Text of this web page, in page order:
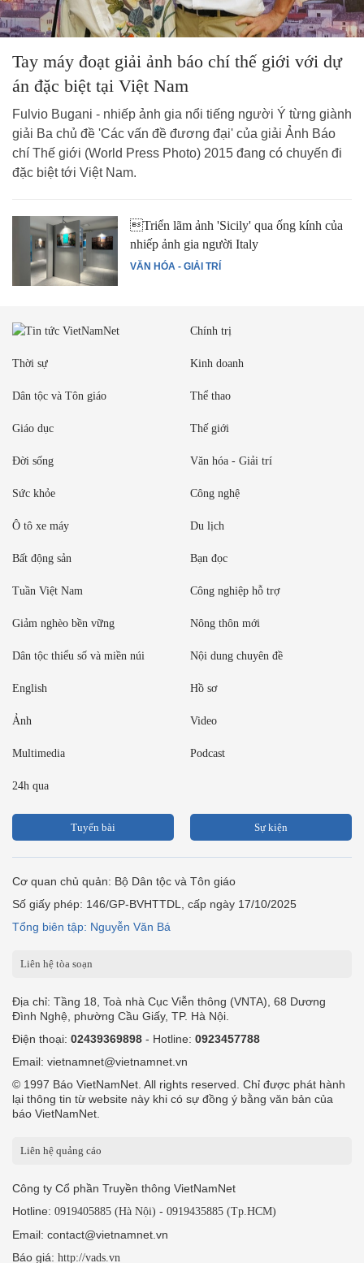
Tay máy đoạt giải ảnh báo chí thế giới với dự
án đặc biệt tại Việt Nam
Fulvio Bugani - nhiếp ảnh gia nổi tiếng người Ý từng giành
giải Ba chủ đề 'Các vấn đề đương đại' của giải Ảnh Báo
chí Thế giới (World Press Photo) 2015 đang có chuyến đi
đặc biệt tới Việt Nam.
VĂN HÓA - GIẢI TRÍ
Triển lãm ảnh 'Sicily' qua ống kính của
nhiếp ảnh gia người Italy
Chính trị
Thời sự Kinh doanh
Dân tộc và Tôn giáo Thể thao
Giáo dục Thế giới
Đời sống Văn hóa - Giải trí
Sức khỏe Công nghệ
Ô tô xe máy Du lịch
Bất động sản Bạn đọc
Tuần Việt Nam Công nghiệp hỗ trợ
Giảm nghèo bền vững Nông thôn mới
Dân tộc thiểu số và miền núi Nội dung chuyên đề
English Hồ sơ
Ảnh Video
Multimedia Podcast
24h qua
Tuyến bài Sự kiện
Cơ quan chủ quản: Bộ Dân tộc và Tôn giáo
Số giấy phép: 146/GP-BVHTTDL, cấp ngày 17/10/2025
Tổng biên tập: Nguyễn Văn Bá
Liên hệ tòa soạn
Địa chỉ: Tầng 18, Toà nhà Cục Viễn thông (VNTA), 68 Dương
Đình Nghệ, phường Cầu Giấy, TP. Hà Nội.
Điện thoại: 02439369898 - Hotline: 0923457788
Email: vietnamnet@vietnamnet.vn
© 1997 Báo VietNamNet. All rights reserved. Chỉ được phát hành
lại thông tin từ website này khi có sự đồng ý bằng văn bản của
báo VietNamNet.
Liên hệ quảng cáo
Công ty Cổ phần Truyền thông VietNamNet
Hotline: 0919405885 (Hà Nội) - 0919435885 (Tp.HCM)
Email: contact@vietnamnet.vn
Báo giá: http://vads.vn